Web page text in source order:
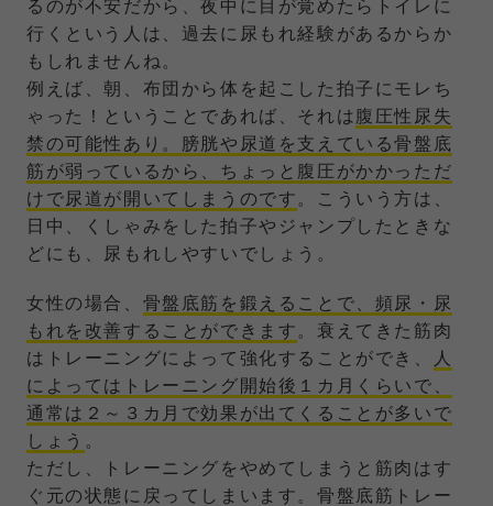
るのが不安だから、夜中に目が覚めたらトイレに
行くという人は、過去に尿もれ経験があるからか
もしれませんね。
例えば、朝、布団から体を起こした拍子にモレち
ゃった！ということであれば、それは 腹圧性尿失
禁の可能性あり。膀胱や尿道を支えている骨盤底
筋が弱っているから、ちょっと腹圧がかかっただ
けで尿道が開いてしまうのです 。こういう方は、
日中、くしゃみをした拍子やジャンプしたときな
どにも、尿もれしやすいでしょう。
女性の場合、 骨盤底筋を鍛えることで、頻尿・尿
もれを改善することができます 。衰えてきた筋肉
はトレーニングによって強化することができ、
人
によってはトレーニング開始後１カ月くらいで、
通常は２～３カ月で効果が出てくることが多いで
しょう 。
ただし、トレーニングをやめてしまうと筋肉はす
ぐ元の状態に戻ってしまいます。骨盤底筋トレー